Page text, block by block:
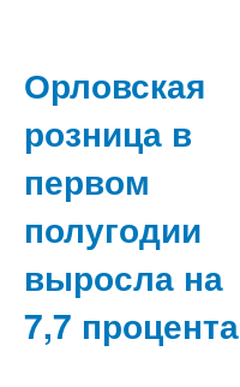
Орловская
розница в
первом
полугодии
выросла на
7,7 процента